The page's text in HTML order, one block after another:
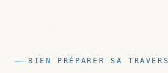
BIEN PRÉPARER SA